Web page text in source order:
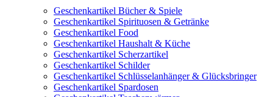
Geschenkartikel Bücher & Spiele
Geschenkartikel Spirituosen & Getränke
Geschenkartikel Food
Geschenkartikel Haushalt & Küche
Geschenkartikel Scherzartikel
Geschenkartikel Schilder
Geschenkartikel Schlüsselanhänger & Glücksbringer
Geschenkartikel Spardosen